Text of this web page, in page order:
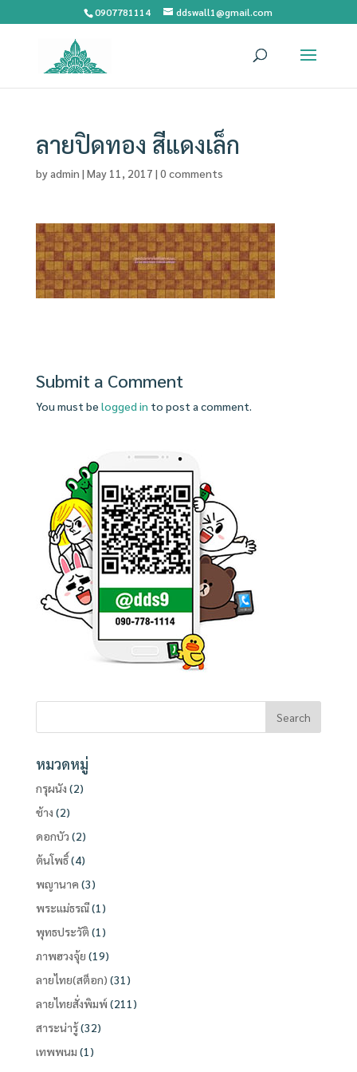
0907781114 ddswall1@gmail.com
ลายปิดทอง สีแดงเล็ก
byadmin | May 11, 2017 | 0 comments
Submit a Comment
You must be logged in to post a comment.
หมวดหมู่
กรุผนัง (2)
ช้าง (2)
ดอกบัว (2)
ต้นโพธิ์(4)
พญานาค (3)
พระแม่ธรณี(1)
พุทธประวัติ (1)
ภาพฮวงจุ้ย (19)
ลายไทย(สต็อก) (31)
ลายไทยสั่งพิมพ์ (211)
สาระน่ารู้(32)
เทพพนม (1)